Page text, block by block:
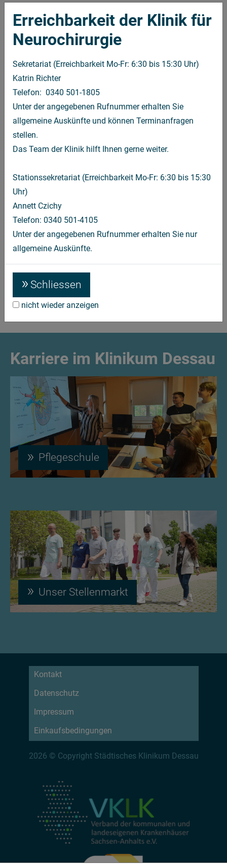
Erreichbarkeit der Klinik für
Neurochirurgie
Sekretariat (Erreichbarkeit Mo-Fr: 6:30 bis 15:30 Uhr)
Katrin Richter
Telefon: 0340 501-1805
Unter der angegebenen Rufnummer erhalten Sie
allgemeine Auskünfte und können Terminanfragen
stellen.
Das Team der Klinik hilft Ihnen gerne weiter.
Stationssekretariat (Erreichbarkeit Mo-Fr: 6:30 bis 15:30
Uhr)
Annett Czichy
Telefon: 0340 501-4105
Unter der angegebenen Rufnummer erhalten Sie nur
allgemeine Auskünfte.
Schliessen
nicht wieder anzeigen
Willkommen beim Fachbereich
Leistungsspektrum
Sprechzeiten
Team
Für Fachkollegen
Forschung & Lehre
Verfügung.
Priv.-Doz. Dr. med. habil. Christof Renner
Chefarzt der Klinik für Neurochirurgie
Karriere im Klinikum Dessau
Pflegeschule
Unser Stellenmarkt
Kontakt
Datenschutz
Impressum
Einkaufsbedingungen
2026 © Copyright Städtisches Klinikum Dessau